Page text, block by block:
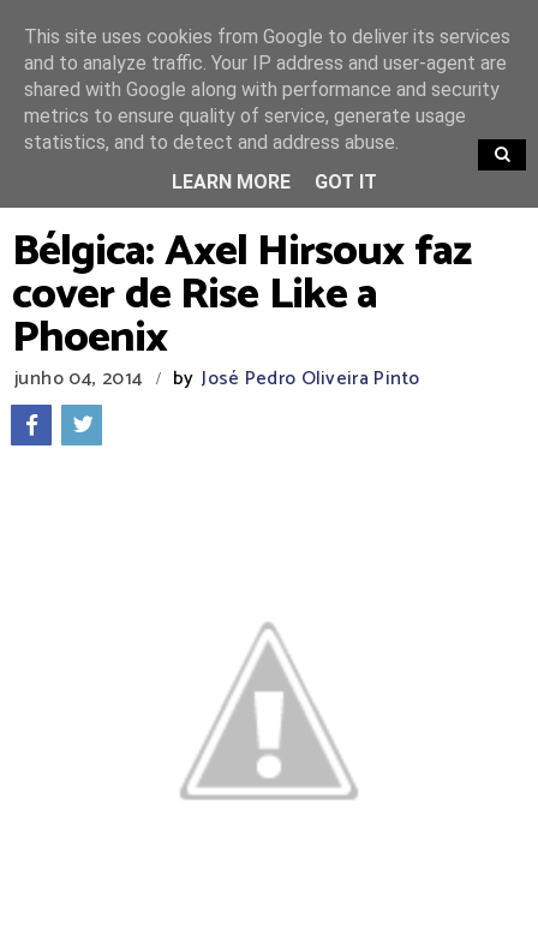
TRENDING
Bélgica: Axel Hirsoux faz
cover de Rise Like a
Phoenix
junho 04, 2014 / by José Pedro Oliveira Pinto
This site uses cookies from Google to deliver its services
and to analyze traffic. Your IP address and user-agent are
shared with Google along with performance and security
metrics to ensure quality of service, generate usage
statistics, and to detect and address abuse.
LEARN MORE
GOT IT